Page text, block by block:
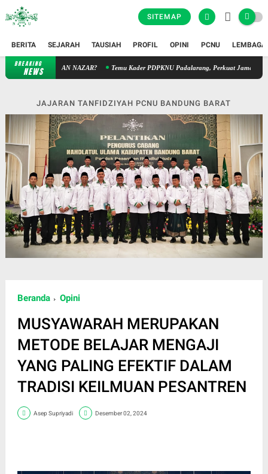
SITEMAP
BERITA SEJARAH TAUSIAH PROFIL OPINI PCNU LEMBAGA
BREAKING
NEWS
KURBAN NAZAR? Temu Kader PDPKNU Padalarang, Perkuat Jamaah dan Jam’iyah
JAJARAN TANFIDZIYAH PCNU BANDUNG BARAT
Beranda Opini
MUSYAWARAH MERUPAKAN
METODE BELAJAR MENGAJI
YANG PALING EFEKTIF DALAM
TRADISI KEILMUAN PESANTREN
Asep Supriyadi Desember 02, 2024